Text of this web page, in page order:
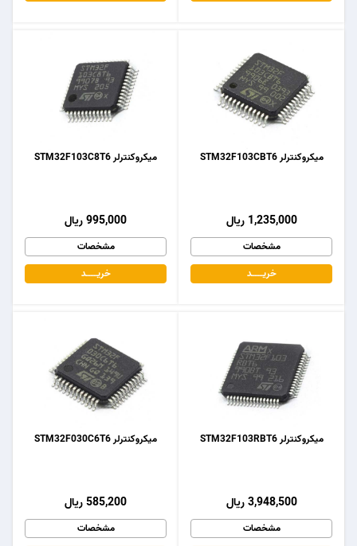
میکروکنترلر STM32F103C8T6
995,000 ریال
مشخصات
خریـــــــد
میکروکنترلر STM32F103CBT6
1,235,000 ریال
مشخصات
خریـــــــد
میکروکنترلر STM32F030C6T6
585,200 ریال
مشخصات
میکروکنترلر STM32F103RBT6
3,948,500 ریال
مشخصات